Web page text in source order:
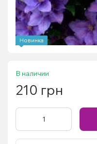
Новинка
В наличии
210 грн